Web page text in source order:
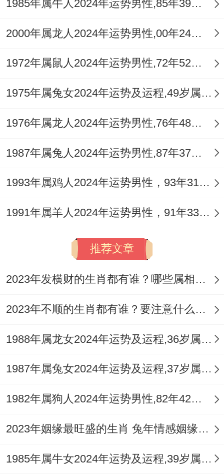
新技能也是良机，丙火伤官代表新技术，新
思维，利于从事策划，设计、演讲，培训等
槽」或「转岗」，但务必选择有发展前景，
伤官心性今年会被激发，属猴男容易显得锋
导或重要客户，「官符」星提醒需极其注意
合同细节、版权问题、税务法律等，任何正
式文件务必再三审核，避免卷入官司，团队
中易有口舌是非，谨防小人挑拨离间。
2.3 不同行业的属猴男有何侧重？
乐）者。机遇多但竞争异常惨烈，需以智取
胜，从事金属性行业（金融，机械、法律）
佳时期，过硬技术是护身符，从事土属性行
业（房产，建筑、咨询）者相对平稳，能起
2.4 怎样提升事业运势？
1985年属牛人2024年运势男性,85年39岁属牛男2024年每月运程怎么样
2000年属龙人2024年运势男性,00年24岁属龙男2024年每月运程怎么样
1972年属鼠人2024年运势男性,72年52岁属鼠男2024年每月运程怎么样
1975年属兔女2024年运势及运程,49岁属兔人2024全年每月运势女性如何
1976年属龙人2024年运势男性,76年48岁属龙男2024年每月运程怎么样
1987年属兔人2024年运势男性,87年37岁属兔男2024年每月运程怎么样
1993年属鸡人2024年运势男性，93年31岁属鸡男2024年每月运程怎么样
1991年属羊人2024年运势男性，91年33岁属羊男2024年每月运程怎么样
推荐文章
2023年发横财的生肖都有谁？哪些属相财运旺盛？
2023年不顺的生肖都有谁？要注意什么呢？
1988年属龙女2024年运势及运程,36岁属龙人2024全年每月运势女性如何
1987年属兔女2024年运势及运程,37岁属兔人2024全年每月运势女性如何
1982年属狗人2024年运势男性,82年42岁属狗男2024年每月运程怎么样
2023年姻缘最旺盛的生肖 兔年情感姻缘运比较旺的属相
1985年属牛女2024年运势及运程,39岁属牛人2024全年每月运势女性如何